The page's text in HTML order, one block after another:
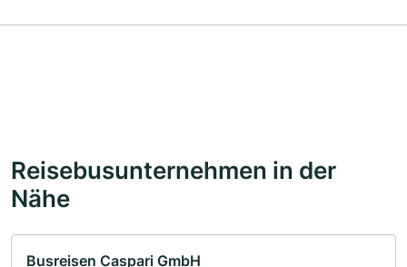
Reisebusunternehmen in der
Nähe
Busreisen Caspari GmbH